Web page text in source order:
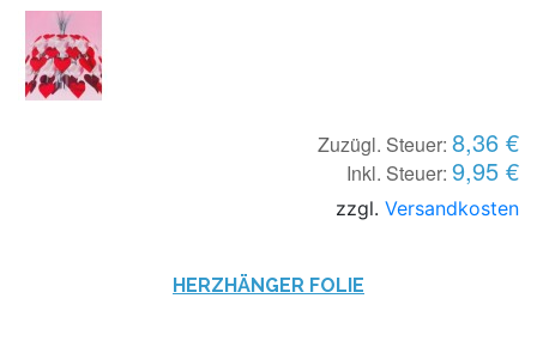
Zuzügl. Steuer: 8,36 €
Inkl. Steuer: 9,95 €
zzgl. Versandkosten
HERZHÄNGER FOLIE